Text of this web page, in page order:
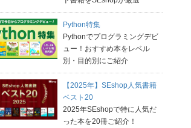
Python特集
Pythonでプログラミングデビ
ュー！おすすめ本をレベル
別・目的別にご紹介
【2025年】SEshop人気書籍
ベスト20
2025年SEshopで特に人気だ
った本を20冊ご紹介！